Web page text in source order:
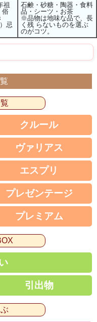
祖
俗
忌
石鹸・砂糖・陶器・食料
品・シーツ・お茶
※品物は地味な品で、長
く残 らないものを選ぶ
のがコツ。
クルール
ヴァリアス
エスプリ
プレゼンテージ
プレミアム
引出物